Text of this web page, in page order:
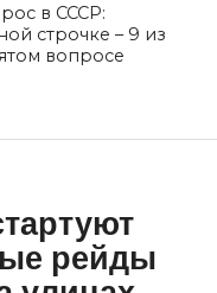
в СССР:
строчке – 9 из
вопросе
рейды